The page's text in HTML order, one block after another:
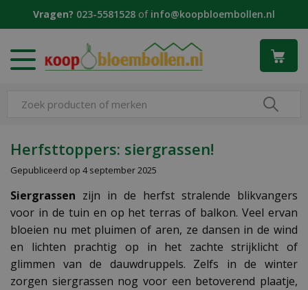
Vragen? 023-5581528 of info@koopbloembollen.nl
Herfsttoppers: siergrassen!
Gepubliceerd op 4 september 2025
Siergrassen zijn in de herfst stralende blikvangers
voor in de tuin en op het terras of balkon. Veel ervan
bloeien nu met pluimen of aren, ze dansen in de wind
en lichten prachtig op in het zachte strijklicht of
glimmen van de dauwdruppels. Zelfs in de winter
zorgen siergrassen nog voor een betoverend plaatje,